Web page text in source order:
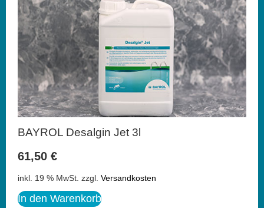
BAYROL Desalgin Jet 3l
61,50 €
inkl. 19 % MwSt. zzgl. Versandkosten
In den Warenkorb